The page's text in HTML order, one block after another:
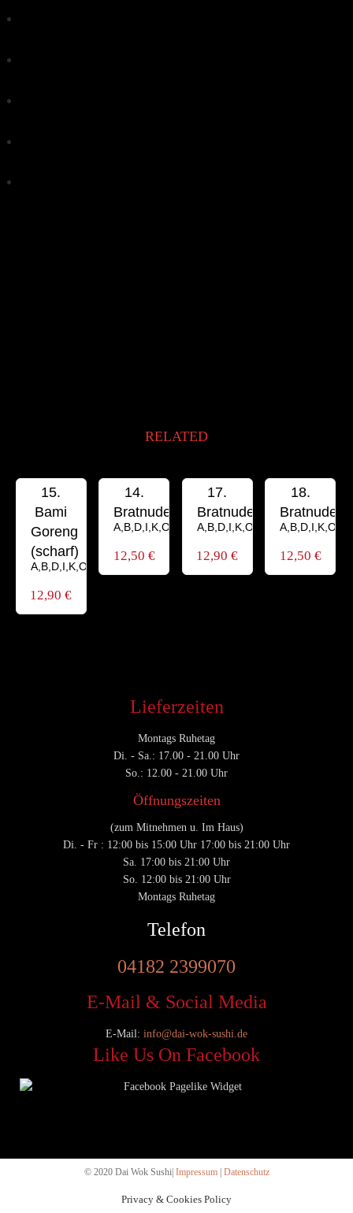
RELATED
15.
Bami
Goreng
(scharf)
A,B,D,I,K,O,P,V,Z
12,90€
14.
Bratnudeln
A,B,D,I,K,O,P,V,Z
12,50 €
17.
Bratnudeln
A,B,D,I,K,O,P,V,Z
12,90€
18.
Bratnudeln
12,50 €
Lieferzeiten
Montags Ruhetag
Di. - Sa.: 17.00 - 21.00 Uhr
So.: 12.00 - 21.00 Uhr
Öffnungszeiten
(zum Mitnehmen u. Im Haus)
Di. - Fr : 12:00 bis 15:00 Uhr 17:00 bis 21:00 Uhr
Sa. 17:00 bis 21:00 Uhr
So. 12:00 bis 21:00 Uhr
Montags Ruhetag
Telefon
04182 2399070
E-Mail & Social Media
E-Mail: info@dai-wok-sushi.de
Like Us On Facebook
© 2020 Dai Wok Sushi| Impressum| Datenschutz
Privacy & Cookies Policy